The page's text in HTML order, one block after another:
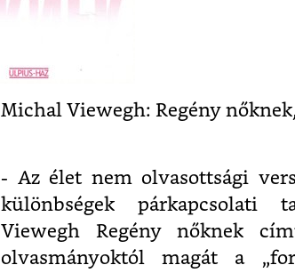
Michal Viewegh: Regény
- Az élet nem olvasottsági
különbségek párkapcsolati
Viewegh Regény nőknek
olvasmányoktól magát a